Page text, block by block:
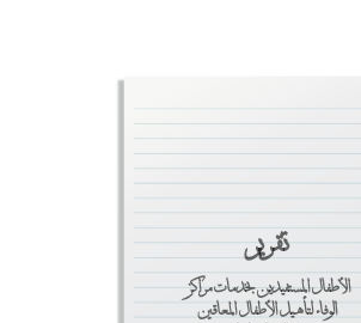
تقرير
الأطفال المستفيدين بخدمات مراكز
الوفاء لتأهيل الأطفال المعاقين